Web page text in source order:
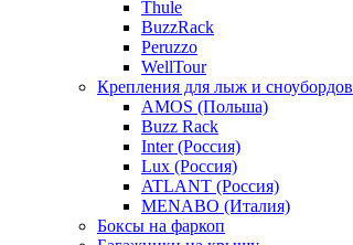
Thule
BuzzRack
Peruzzo
WellTour
Крепления для лыж и сноубордов
AMOS (Польша)
Buzz Rack
Inter (Россия)
Lux (Россия)
ATLANT (Россия)
MENABO (Италия)
Боксы на фаркоп